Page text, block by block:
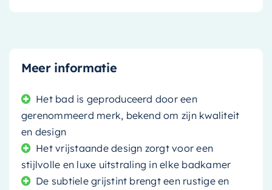
Meer informatie
Het bad is geproduceerd door een
gerenommeerd merk, bekend om zijn kwaliteit
en design
Het vrijstaande design zorgt voor een
stijlvolle en luxe uitstraling in elke badkamer
De subtiele grijstint brengt een rustige en